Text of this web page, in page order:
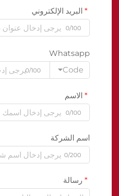
البريد الإلكتروني
0/100
Whatsapp
Code
0/100
الاسم
0/100
اسم الشركة
0/200
رسالة